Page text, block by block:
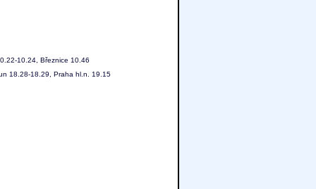
10.24, Březnice 10.46
18.28-18.29, Praha hl.n. 19.15